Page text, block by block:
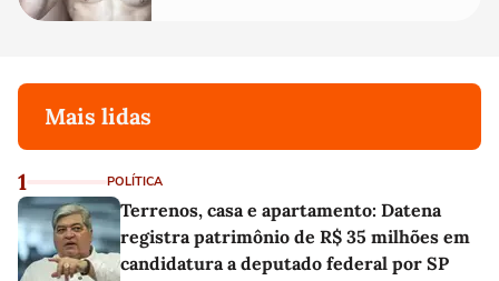
Mais lidas
1 POLÍTICA
Terrenos, casa e apartamento: Datena
registra patrimônio de R$ 35 milhões em
candidatura a deputado federal por SP